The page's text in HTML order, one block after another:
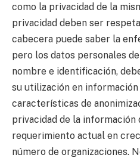
como la privacidad de la
privacidad deben ser
cabecera puede saber la
pero los datos personales
nombre e identificación,
su utilización en
características de
privacidad de la información
requerimiento actual en
número de organizaciones.